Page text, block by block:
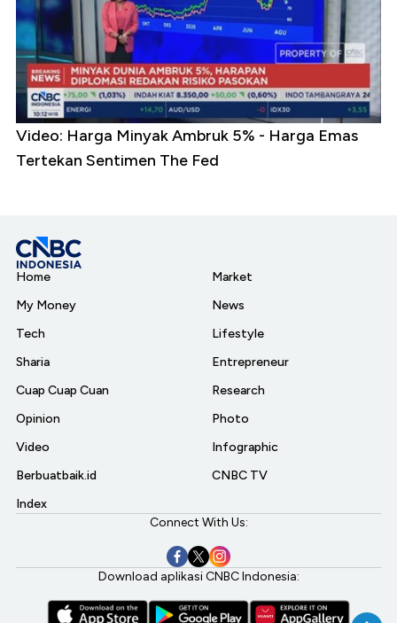
Video: Harga Minyak Ambruk 5% - Harga Emas
Tertekan Sentimen The Fed
Home
My Money
Tech
Sharia
Cuap Cuap Cuan
Opinion
Video
Berbuatbaik.id
Index
Market
News
Lifestyle
Entrepreneur
Research
Photo
Infographic
CNBC TV
Connect With Us:
Download aplikasi CNBC Indonesia: